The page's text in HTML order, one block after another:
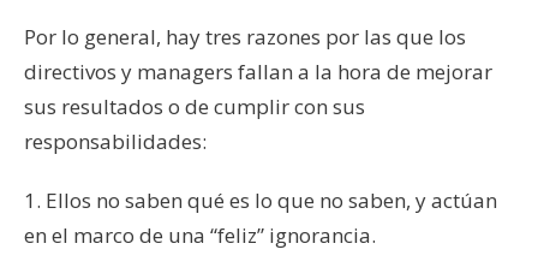
Por lo general, hay tres razones por las que los
directivos y managers fallan a la hora de mejorar
sus resultados o de cumplir con sus
responsabilidades:
1. Ellos no saben qué es lo que no saben, y actúan
en el marco de una “feliz” ignorancia.